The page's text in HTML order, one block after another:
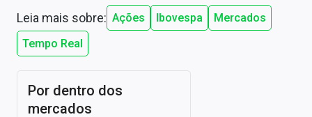
Leia mais sobre: Ações Ibovespa
Mercados
Tempo Real
Por dentro dos
mercados